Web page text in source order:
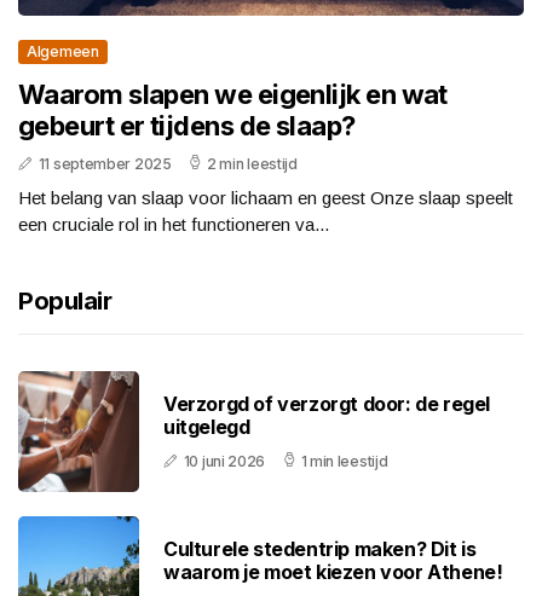
Algemeen
Waarom slapen we eigenlijk en wat
gebeurt er tijdens de slaap?
11 september 2025 2 min leestijd
Het belang van slaap voor lichaam en geest Onze slaap speelt
een cruciale rol in het functioneren va...
Populair
Verzorgd of verzorgt door: de regel
uitgelegd
10 juni 2026 1 min leestijd
Culturele stedentrip maken? Dit is
waarom je moet kiezen voor Athene!